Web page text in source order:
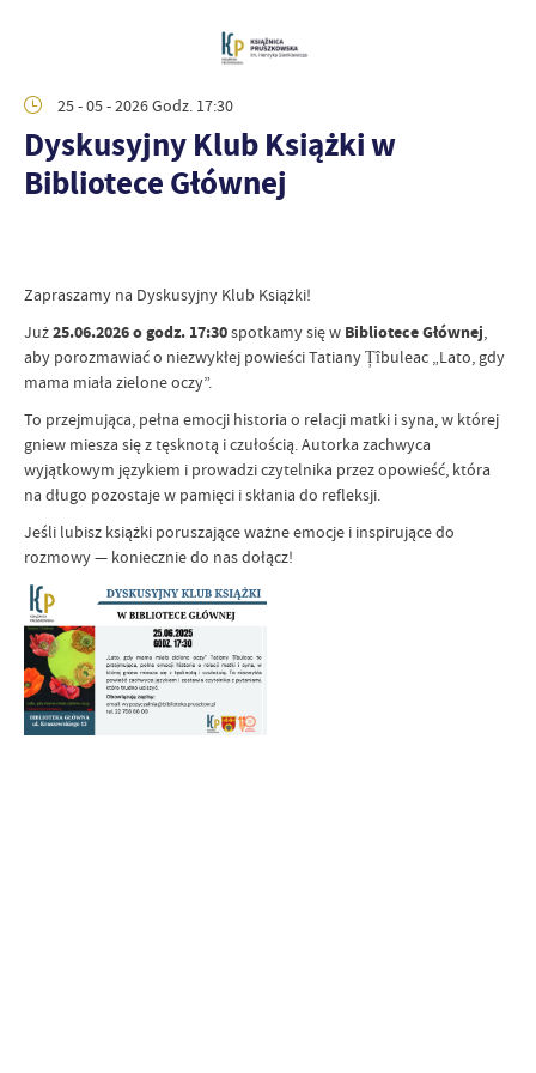
25 - 05 - 2026 Godz. 17:30
Dyskusyjny Klub Książki w
Bibliotece Głównej
Zapraszamy na Dyskusyjny Klub Książki!
Już25.06.2026 o godz. 17:30spotkamy się w Bibliotece Głównej,
aby porozmawiać o niezwykłej powieści Tatiany Țîbuleac „Lato, gdy
mama miała zielone oczy”.
To przejmująca, pełna emocji historia o relacji matki i syna, w której
gniew miesza się z tęsknotą i czułością. Autorka zachwyca
wyjątkowym językiem i prowadzi czytelnika przez opowieść, która
na długo pozostaje w pamięci i skłania do refleksji.
Jeśli lubisz książki poruszające ważne emocje i inspirujące do
rozmowy — koniecznie do nas dołącz!